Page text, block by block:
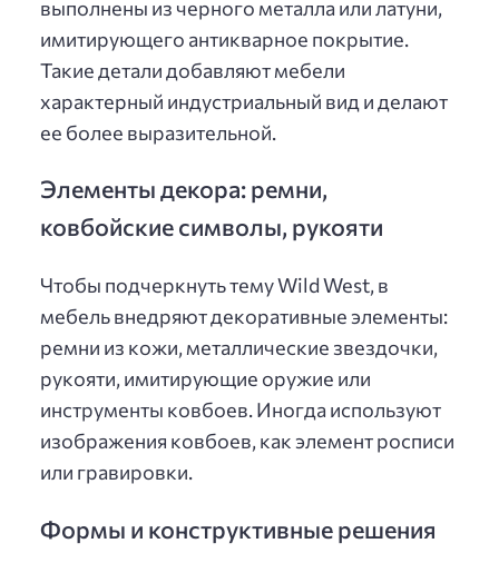
выполнены из черного металла или латуни,
имитирующего антикварное покрытие.
Такие детали добавляют мебели
характерный индустриальный вид и делают
ее более выразительной.
Элементы декора: ремни,
ковбойские символы, рукояти
Чтобы подчеркнуть тему Wild West, в
мебель внедряют декоративные элементы:
ремни из кожи, металлические звездочки,
рукояти, имитирующие оружие или
инструменты ковбоев. Иногда используют
изображения ковбоев, как элемент росписи
или гравировки.
Формы и конструктивные решения